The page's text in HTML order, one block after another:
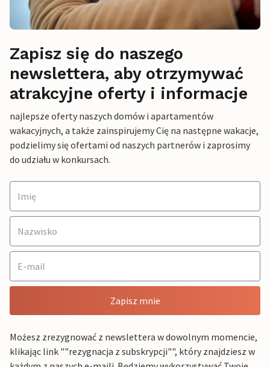
Zapisz się do naszego
newslettera, aby otrzymywać
atrakcyjne oferty i informacje
najlepsze oferty naszych domów i apartamentów
wakacyjnych, a także zainspirujemy Cię na następne wakacje,
podzielimy się ofertami od naszych partnerów i zaprosimy
do udziału w konkursach.
Zapisz mnie
Możesz zrezygnować z newslettera w dowolnym momencie,
klikając link ""rezygnacja z subskrypcji"", który znajdziesz w